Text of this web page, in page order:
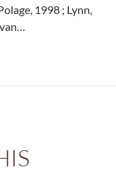
1998 ; Lynn,